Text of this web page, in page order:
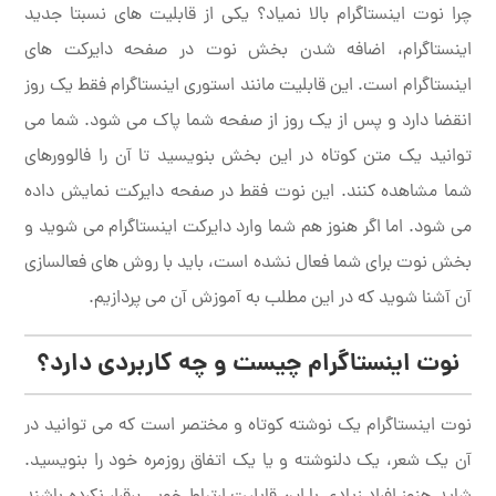
چرا نوت اینستاگرام بالا نمیاد؟ یکی از قابلیت های نسبتا جدید
اینستاگرام، اضافه شدن بخش نوت در صفحه دایرکت های
اینستاگرام است. این قابلیت مانند استوری اینستاگرام فقط یک روز
انقضا دارد و پس از یک روز از صفحه شما پاک می شود. شما می
توانید یک متن کوتاه در این بخش بنویسید تا آن را فالوورهای
شما مشاهده کنند. این نوت فقط در صفحه دایرکت نمایش داده
می شود. اما اگر هنوز هم شما وارد دایرکت اینستاگرام می شوید و
بخش نوت برای شما فعال نشده است، باید با روش های فعالسازی
آن آشنا شوید که در این مطلب به آموزش آن می پردازیم.
نوت اینستاگرام چیست و چه کاربردی دارد؟
نوت اینستاگرام یک نوشته کوتاه و مختصر است که می توانید در
آن یک شعر، یک دلنوشته و یا یک اتفاق روزمره خود را بنویسید.